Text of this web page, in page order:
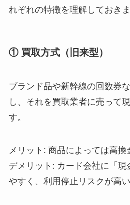
れぞれの特徴を理解しておきま
① 買取方式（旧来型）
ブランド品や新幹線の回数券
し、それを買取業者に売って
す。
メリット: 商品によっては高換
デメリット: カード会社に「
やすく、利用停止リスクが高